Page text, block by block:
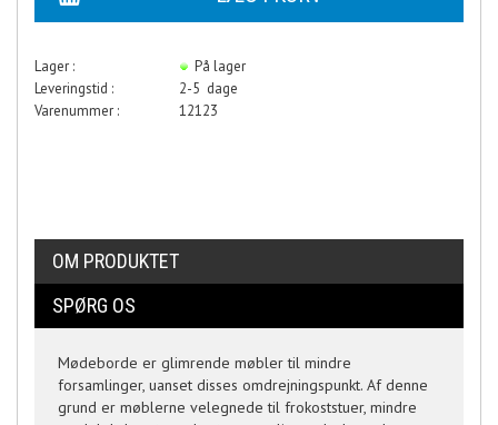
Lager :
På lager
Leveringstid :
2-5 dage
Varenummer :
12123
OM PRODUKTET
SPØRG OS
Mødeborde er glimrende møbler til mindre
forsamlinger, uanset disses omdrejningspunkt. Af denne
grund er møblerne velegnede til frokoststuer, mindre